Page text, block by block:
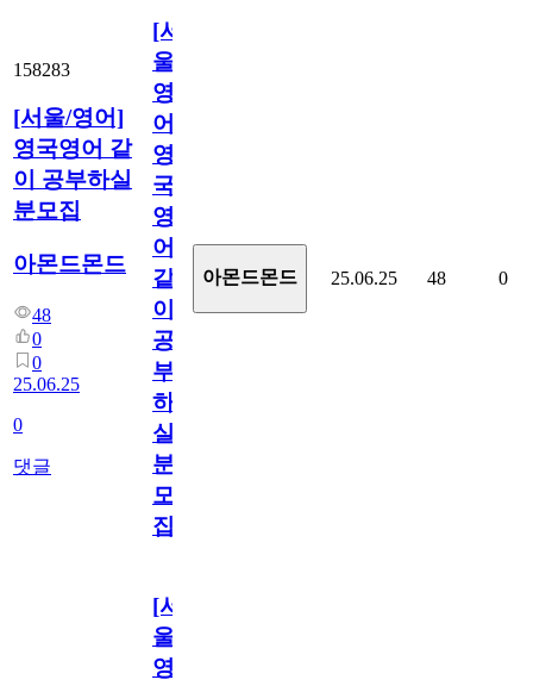
158283
[서울/영어]
영국영어 같
이 공부하실
분모집
아몬드몬드
48
0
0
25.06.25
0
댓글
[서
울/
영
어]
영
국
영
어
같
이
공
부
하
실
분
모
집
아몬드몬드 25.06.25 48 0
[서
울/
영